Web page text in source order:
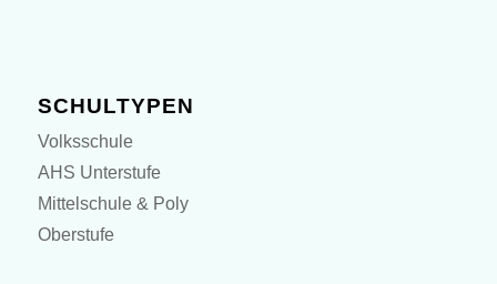
SCHULTYPEN
Volksschule
AHS Unterstufe
Mittelschule & Poly
Oberstufe